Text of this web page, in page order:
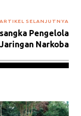
ARTIKEL SELANJUTNYA
Pengelola
Narkoba